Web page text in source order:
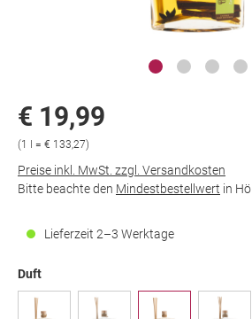
€ 19,99
(1 l = € 133,27)
Preise inkl. MwSt. zzgl. Versandkosten
Bitte beachte den Mindestbestellwert in
Lieferzeit 2–3 Werktage
Duft